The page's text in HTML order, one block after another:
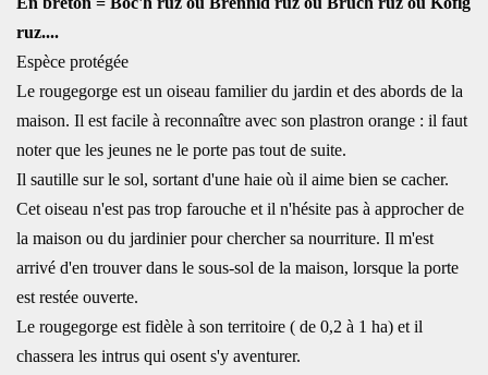
ruz....
Espèce protégée
Le rougegorge est un oiseau familier du jardin et des abords de la
maison. Il est facile à reconnaître avec son plastron orange : il faut
noter que les jeunes ne le porte pas tout de suite.
Il sautille sur le sol, sortant d'une haie où il aime bien se cacher.
Cet oiseau n'est pas trop farouche et il n'hésite pas à approcher de
la maison ou du jardinier pour chercher sa nourriture. Il m'est
arrivé d'en trouver dans le sous-sol de la maison, lorsque la porte
est restée ouverte.
Le rougegorge est fidèle à son territoire ( de 0,2 à 1 ha) et il
chassera les intrus qui osent s'y aventurer.